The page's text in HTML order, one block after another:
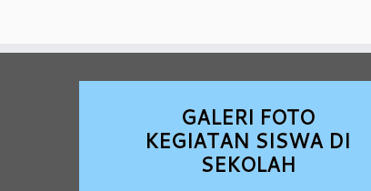
GALERI FOTO
KEGIATAN SISWA DI
SEKOLAH